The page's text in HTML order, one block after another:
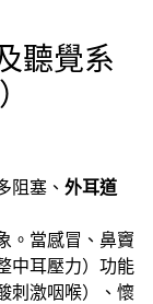
聽覺系
阻塞、 外耳道
。當感冒、鼻竇
中耳壓力）功能
刺激咽喉）、懷